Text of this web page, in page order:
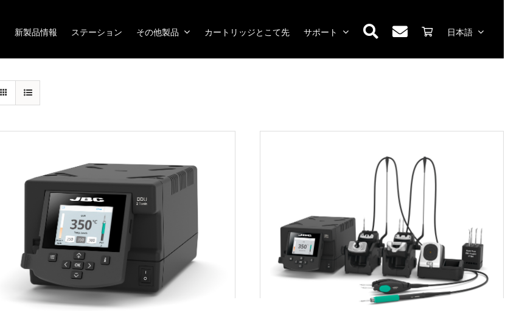
新製品情報 ステーション その他製品 カートリッジとこて先 サポート 日本語